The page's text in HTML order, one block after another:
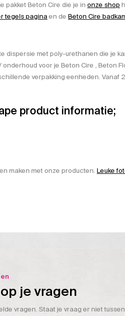
pakket Beton Cire die je in onze shop
tegels paginaen de Beton Cire
dispersie met poly-urethanen die je
voor je Beton Cire , Beton
verpakking eenheden. Vanaf
product informatie;
maken met onze producten. Leuke
je vragen
vragen. Staat je vraag er niet